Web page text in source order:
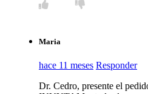
Maria
hace 11 meses Responder
Dr. Cedro, presente el